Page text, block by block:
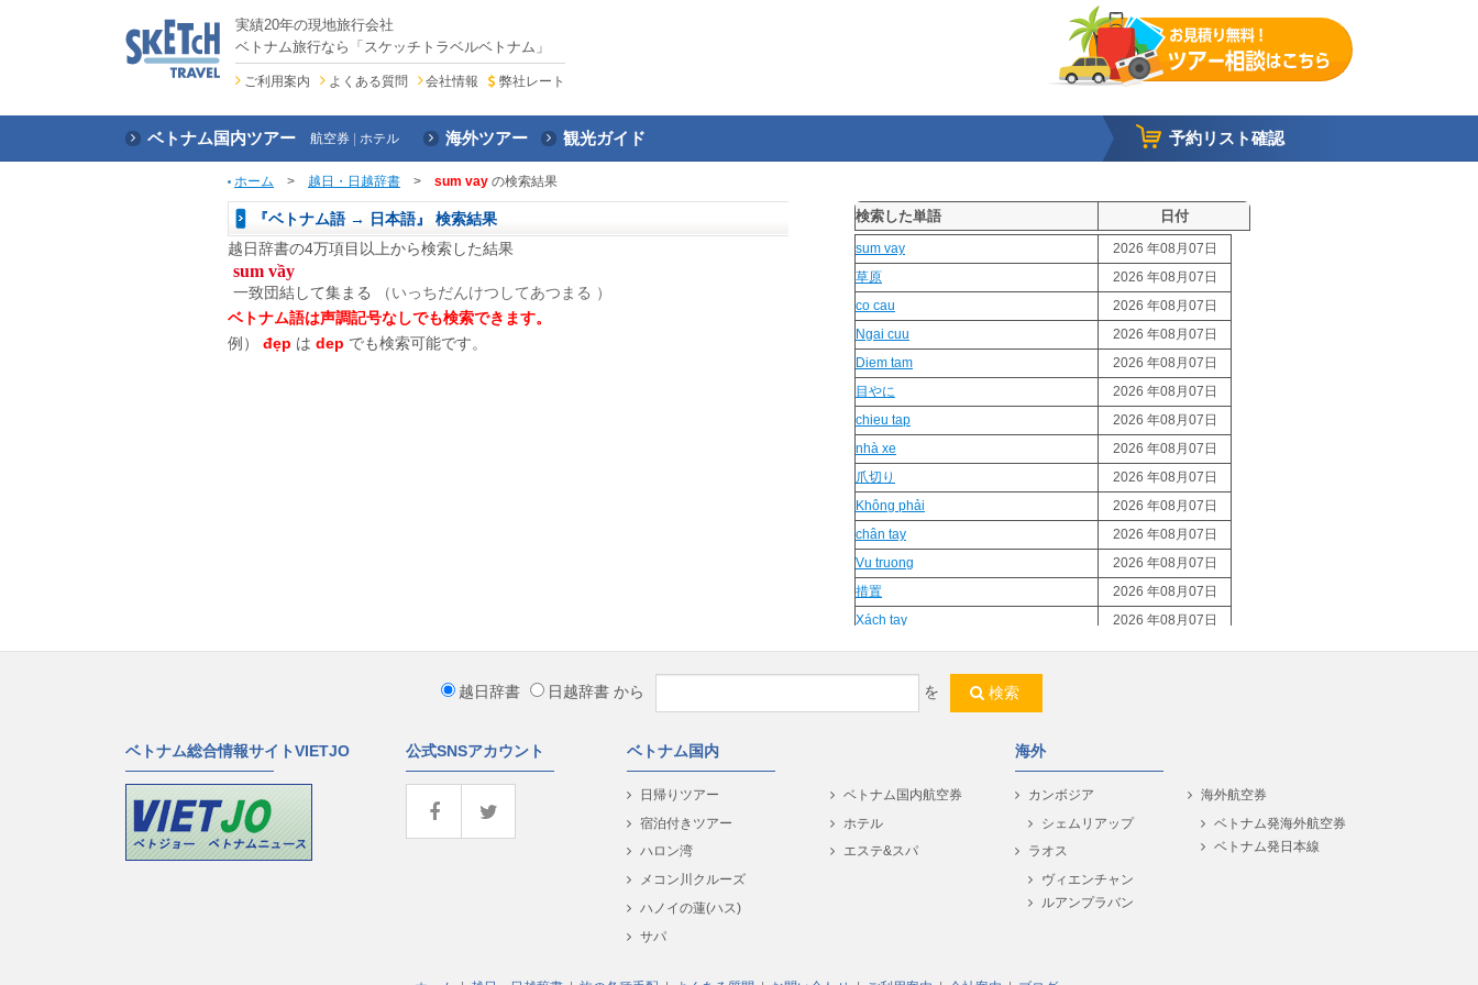
実績20年の現地旅行会社
ベトナム旅行なら「スケッチトラベルベトナム」
ご利用案内 よくある質問 会社情報 弊社レート
ベトナム国内ツアー 航空券 ホテル 海外ツアー 観光ガイド 予約リスト確認
ホーム > 越日・日越辞書 > sum vay の検索結果
『ベトナム語 → 日本語』 検索結果
越日辞書の4万項目以上から検索した結果
sum vầy
一致団結して集まる
（いっちだんけつしてあつまる ）
ベトナム語は声調記号なしでも検索できます。
例）
đẹp は dep でも検索可能です。
検索した単語 日付
sum vay
2026 年08月07日
草原
2026 年08月07日
co cau
2026 年08月07日
Ngai cuu
2026 年08月07日
Diem tam
2026 年08月07日
目やに
2026 年08月07日
chieu tap
2026 年08月07日
nhà xe
2026 年08月07日
爪切り
2026 年08月07日
Không phải
2026 年08月07日
chân tay
2026 年08月07日
Vu truong
2026 年08月07日
措置
2026 年08月07日
Xách tay
2026 年08月07日
giu gin
2026 年08月07日
Dieu khoan
いらっしゃいませ
2026 年08月07日
Noi lien
2026 年08月07日
作業員
2026 年08月07日
2026 年08月07日
2026 年08月07日
越日辞書 日越辞書 から を 検索
ベトナム総合情報サイトVIETJO 公式SNSアカウント ベトナム国内
日帰りツアー
宿泊付きツアー
ハロン湾
メコン川クルーズ
ハノイの蓮(ハス)
サパ
ベトナム国内航空券
ホテル
エステ&スパ
海外
カンボジア
シェムリアップ
ラオス
ヴィエンチャン
ルアンプラバン
海外航空券
ベトナム発海外航空券
ベトナム発日本線